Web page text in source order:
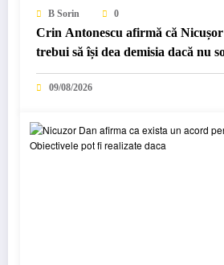
B Sorin 0
Crin Antonescu afirmă că
trebui să își dea demisia dacă nu
criza politică:…
09/08/2026